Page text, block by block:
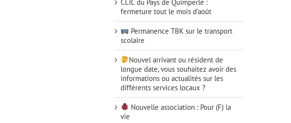
CLIC du Pays de Quimperlé :
fermeture tout le mois d’août
Permanence TBK sur le transport
scolaire
Nouvel arrivant ou résident de
longue date, vous souhaitez avoir des
informations ou actualités sur les
différents services locaux ?
Nouvelle association : Pour (F) la
vie